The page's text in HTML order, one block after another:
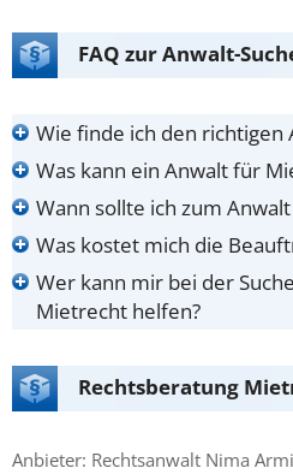
FAQ zur Anwalt-
Wie finde ich den richtigen
Was kann ein Anwalt für
Wann sollte ich zum
Was kostet mich die
Wer kann mir bei der
Mietrecht helfen?
Rechtsberatung
Anbieter: Rechtsanwalt Nima